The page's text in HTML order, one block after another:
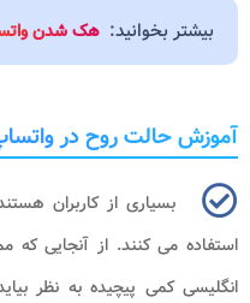
بیشتر بخوانید: هک شدن
آموزش حالت روح در
بسیاری از کاربران
استفاده می کنند. از آنجایی
انگلیسی کمی پیچیده به نظر